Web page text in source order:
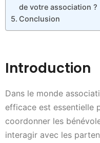
de votre association ?
Conclusion
Introduction
Dans le monde
efficace est essentielle
coordonner les
interagir avec les